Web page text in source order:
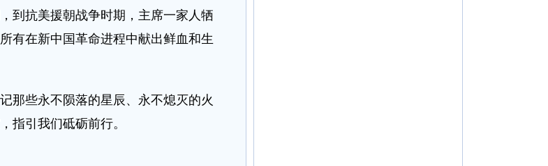
到抗美援朝战争时期，主席一家人牺
有在新中国革命进程中献出鲜血和生
些永不陨落的星辰、永不熄灭的火
指引我们砥砺前行。